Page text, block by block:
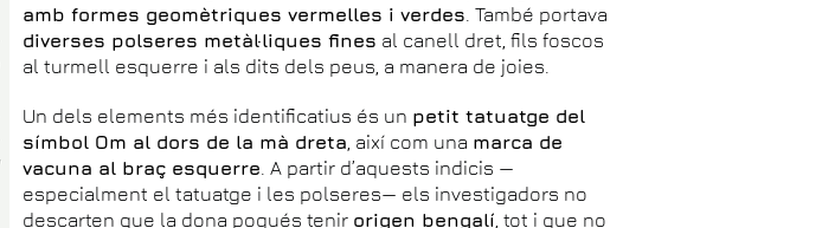
amb formes geomètriques vermelles i verdes . També portava
diverses polseres metàl·liques fines al canell dret, fils foscos
al turmell esquerre i als dits dels peus, a manera de joies.
Un dels elements més identificatius és un petit tatuatge del
símbol Om al dors de la mà dreta , així com una marca de
vacuna al braç esquerre . A partir d’aquests indicis —
especialment el tatuatge i les polseres— els investigadors no
descarten que la dona pogués tenir origen bengalí , tot i que no